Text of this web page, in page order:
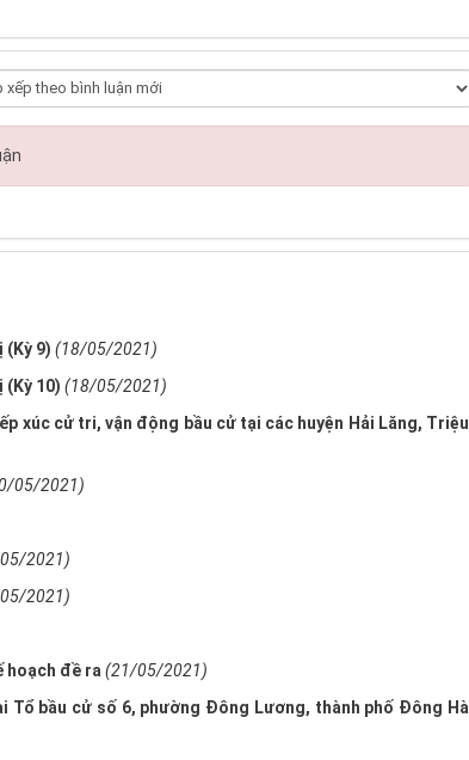
9) (18/05/2021)
10) (18/05/2021)
xúc cử tri, vận động bầu cử tại các huyện Hải Lăng, Triệu
05/2021)
2021)
2021)
hoạch đề ra (21/05/2021)
Tổ bầu cử số 6, phường Đông Lương, thành phố Đông Hà